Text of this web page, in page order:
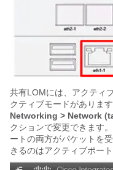
共有LOMには、アクティ
クティブモードがありま
Networking > Network
クションで変更できます
ートの両方がパケットを
きるのはアクティブポート